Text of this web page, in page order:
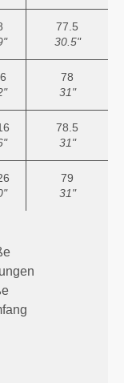
77.5
30.5"
78
31"
78.5
31"
79
31"